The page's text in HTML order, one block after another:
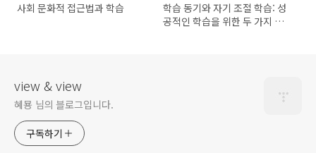
사회 문화적 접근법과 학습
학습 동기와 자기 조절 학습: 성
공적인 학습을 위한 두 가지 핵
view & view
혜묭 님의 블로그입니다.
구독하기